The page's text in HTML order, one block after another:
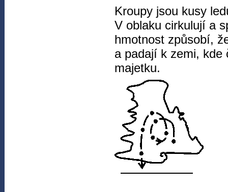
Kroupy jsou kusy
V oblaku cirkulují a
hmotnost způsobí,
a padají k zemi, kde
majetku.